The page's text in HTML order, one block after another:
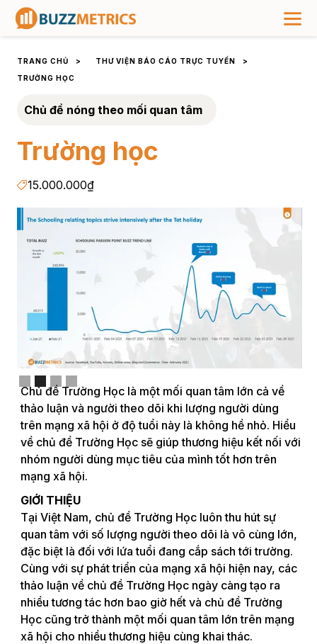
TRANG CHỦ > THƯ VIỆN BÁO CÁO TRỰC TUYẾN
>
TRƯỜNG HỌC
Chủ đề nóng theo mối quan tâm
Trường học
15.000.000₫
Slide 3 of 4.
Chủ đề Trường Học là một mối quan tâm lớn cả về
thảo luận và người theo dõi khi lượng người dùng
trên mạng xã hội ở độ tuổi này là không hề nhỏ. Hiểu
về chủ đề Trường Học sẽ giúp thương hiệu kết nối với
nhóm người dùng mục tiêu của mình tốt hơn trên
mạng xã hội.
GIỚI THIỆU
Tại Việt Nam, chủ đề Trường Học luôn thu hút sự
quan tâm với số lượng người theo dõi là vô cùng lớn,
đặc biệt là đối với lứa tuổi đang cắp sách tới trường.
Cùng với sự phát triển của mạng xã hội hiện nay, các
thảo luận về chủ đề Trường Học ngày càng tạo ra
nhiều tương tác hơn bao giờ hết và chủ đề Trường
Học cũng trở thành một mối quan tâm lớn trên mạng
xã hội cho nhiều thương hiệu cùng khai thác.